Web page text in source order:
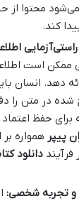
محتوا از
کند.
دهد. انسان
در متن را
برای حفظ
پیپر همواره
دانلود
و تجربه شخصی: